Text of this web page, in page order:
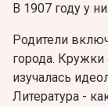
В 1907 году у
Родители
города.
изучалась
Литература -